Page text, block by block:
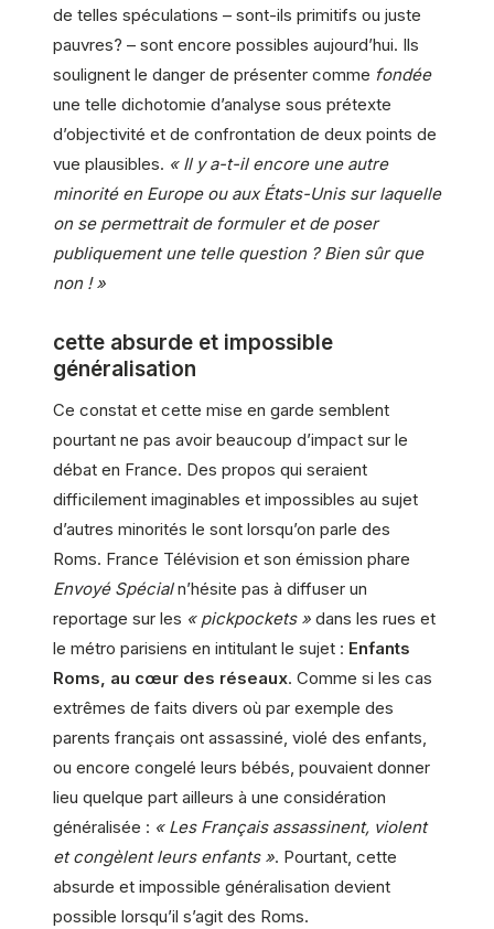
de telles spéculations – sont-ils primitifs ou juste
pauvres? – sont encore possibles aujourd’hui. Ils
soulignent le danger de présenter comme fondée
une telle dichotomie d’analyse sous prétexte
d’objectivité et de confrontation de deux points de
vue plausibles. « Il y a-t-il encore une autre
minorité en Europe ou aux États-Unis sur laquelle
on se permettrait de formuler et de poser
publiquement une telle question ? Bien sûr que
non ! »
cette absurde et impossible
généralisation
Ce constat et cette mise en garde semblent
pourtant ne pas avoir beaucoup d’impact sur le
débat en France. Des propos qui seraient
difficilement imaginables et impossibles au sujet
d’autres minorités le sont lorsqu’on parle des
Roms. France Télévision et son émission phare
Envoyé Spécialn’hésite pas à diffuser un
reportage sur les « pickpockets » dans les rues et
le métro parisiens en intitulant le sujet : Enfants
Roms, au cœur des réseaux. Comme si les cas
extrêmes de faits divers où par exemple des
parents français ont assassiné, violé des enfants,
ou encore congelé leurs bébés, pouvaient donner
lieu quelque part ailleurs à une considération
généralisée : « Les Français assassinent, violent
et congèlent leurs enfants ». Pourtant, cette
absurde et impossible généralisation devient
possible lorsqu’il s’agit des Roms.